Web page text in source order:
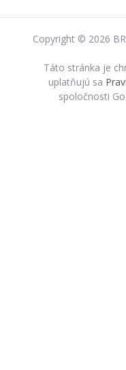
Copyright © 2026
Táto stránka je
uplatňujú sa
spoločnosti